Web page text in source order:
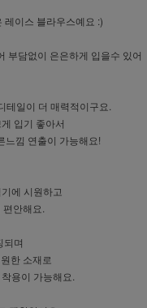
레이스 블라우스예요 :)
부담없이 은은하게 입을수 있어
테일이 더 매력적이구요.
입기 좋아서
느낌 연출이 가능해요!
에 시원하고
편안해요.
되며
한 소재로
용이 가능해요.